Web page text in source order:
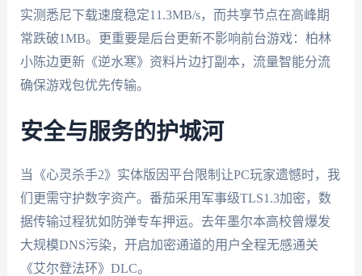
实测悉尼下载速度稳定11.3MB/s，而共享节点在高峰期
常跌破1MB。更重要是后台更新不影响前台游戏：柏林
小陈边更新《逆水寒》资料片边打副本，流量智能分流
确保游戏包优先传输。
安全与服务的护城河
当《心灵杀手2》实体版因平台限制让PC玩家遗憾时，我
们更需守护数字资产。番茄采用军事级TLS1.3加密，数
据传输过程犹如防弹专车押运。去年墨尔本高校曾爆发
大规模DNS污染，开启加密通道的用户全程无感通关
《艾尔登法环》DLC。